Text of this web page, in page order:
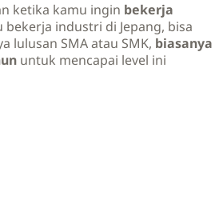
ketika kamu ingin bekerja
bekerja industri di Jepang, bisa
lulusan SMA atau SMK, biasanya
untuk mencapai level ini